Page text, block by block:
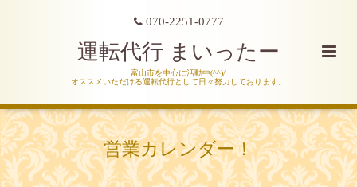
070-2251-0777
運転代行 まいったー
富山市を中心に活動中(^^)/
オススメいただける運転代行として日々努力しております。
営業カレンダー！